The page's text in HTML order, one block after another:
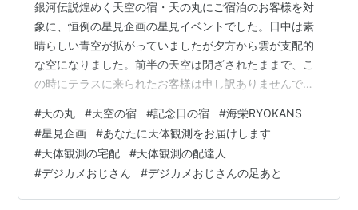
銀河伝説煌めく天空の宿・天の丸にご宿泊のお客様を対
象に、恒例の星見企画の星見イベントでした。日中は素
晴らしい青空が拡がっていましたが夕方から雲が支配的
な空になりました。前半の天空は閉ざされたままで、こ
の時にテラスに来られたお客様は申し訳ありませんでし
わる頃、雲間から主役の月がチラリチラリと顔をみせる
ようになりました。そうすると、私が主役だと、宵のビ
ーナスの金星や木星が西の舞台から幕を開けて出てきま
した。春の舞台の主演男優アルクトゥルス、主演女優の
スピカもちょっとだけ出演してくれました。CSS（中国
#天の丸 #天空の宿 #記念日の宿 #海栄RYOKANS
#星見企画 #あなたに天体観測をお届けします
#天体観測の宅配 #天体観測の配達人
#デジカメおじさん #デジカメおじさんの足あと